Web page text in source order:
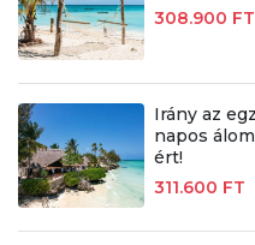
308.900 FT
Irány az
napos
ért!
311.600 FT